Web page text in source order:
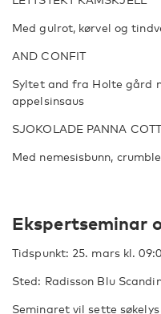
Med gulrot, kørvel og
AND CONFIT
Syltet and fra Holte gård
appelsinsaus
SJOKOLADE PANNA
Med nemesisbunn,
Ekspertseminar
Tidspunkt: 25. mars kl.
Sted: Radisson Blu
Seminaret vil sette